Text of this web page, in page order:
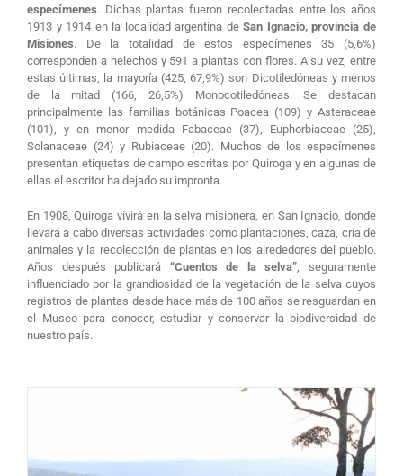
especímenes. Dichas plantas fueron recolectadas entre los años
1913 y 1914 en la localidad argentina deSan Ignacio, provincia de
Misiones. De la totalidad de estos especímenes 35 (5,6%)
corresponden a helechos y 591 a plantas con flores. A su vez, entre
estas últimas, la mayoría (425, 67,9%) son Dicotiledóneas y menos
de la mitad (166, 26,5%) Monocotiledóneas. Se destacan
principalmente las familias botánicas Poacea (109) y Asteraceae
(101), y en menor medida Fabaceae (37), Euphorbiaceae (25),
Solanaceae (24) y Rubiaceae (20). Muchos de los especímenes
presentan etiquetas de campo escritas por Quiroga y en algunas de
ellas el escritor ha dejado su impronta.
En 1908, Quiroga vivirá en la selva misionera, en San Ignacio, donde
llevará a cabo diversas actividades como plantaciones, caza, cría de
animales y la recolección de plantas en los alrededores del pueblo.
Años después publicará “Cuentos de la selva”, seguramente
influenciado por la grandiosidad de la vegetación de la selva cuyos
registros de plantas desde hace más de 100 años se resguardan en
el Museo para conocer, estudiar y conservar la biodiversidad de
nuestro país.